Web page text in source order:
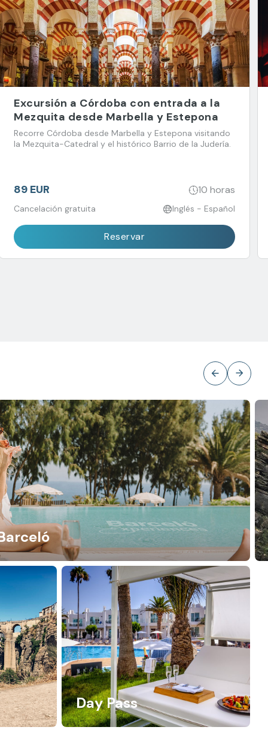
Excursión a Córdoba con entrada a la
Mezquita desde Marbella y Estepona
Recorre Córdoba desde Marbella y Estepona visitando
la Mezquita-Catedral y el histórico Barrio de la Judería.
89 EUR 10 horas
Cancelación gratuita Inglés - Español
Reservar
Day Pass